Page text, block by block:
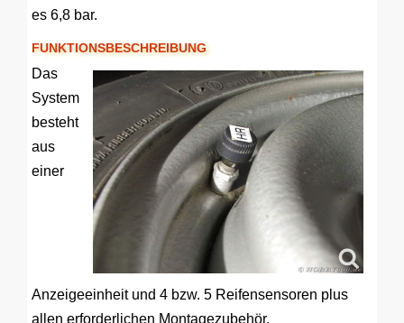
es 6,8 bar.
FUNKTIONSBESCHREIBUNG
Das
System
besteht
aus
einer
Anzeigeeinheit und 4 bzw. 5 Reifensensoren plus
allen erforderlichen Montagezubehör.